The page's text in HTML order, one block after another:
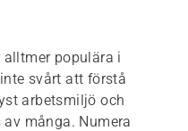
populära i
svårt att förstå
arbetsmiljö och
många. Numera